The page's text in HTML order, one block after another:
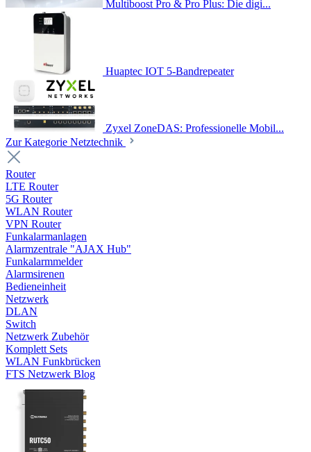
Multiboost Pro & Pro Plus: Die digi...
Huaptec IOT 5-Bandrepeater
Zyxel ZoneDAS: Professionelle Mobil...
Zur Kategorie Netztechnik
Router
LTE Router
5G Router
WLAN Router
VPN Router
Funkalarmanlagen
Alarmzentrale "AJAX Hub"
Funkalarmmelder
Alarmsirenen
Bedieneinheit
Netzwerk
DLAN
Switch
Netzwerk Zubehör
Komplett Sets
WLAN Funkbrücken
FTS Netzwerk Blog